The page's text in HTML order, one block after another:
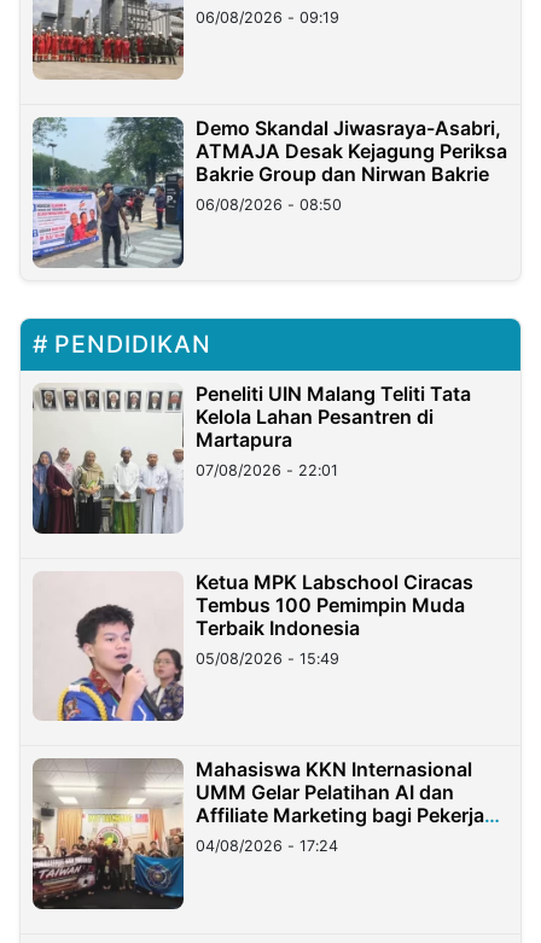
06/08/2026 - 09:19
Demo Skandal Jiwasraya-Asabri,
ATMAJA Desak Kejagung Periksa
Bakrie Group dan Nirwan Bakrie
06/08/2026 - 08:50
PENDIDIKAN
Peneliti UIN Malang Teliti Tata
Kelola Lahan Pesantren di
Martapura
07/08/2026 - 22:01
Ketua MPK Labschool Ciracas
Tembus 100 Pemimpin Muda
Terbaik Indonesia
05/08/2026 - 15:49
Mahasiswa KKN Internasional
UMM Gelar Pelatihan AI dan
Affiliate Marketing bagi Pekerja
Migran Indonesia di Taiwan
04/08/2026 - 17:24